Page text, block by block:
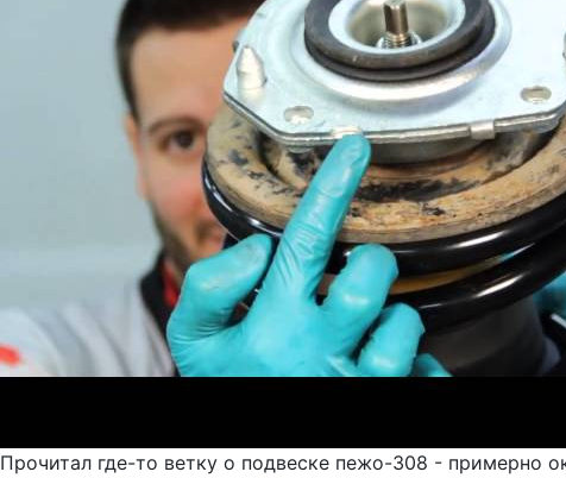
Прочитал где-то ветку о подвеске пежо-308 - примерно